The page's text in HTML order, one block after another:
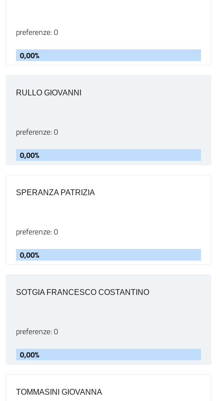
preferenze: 0
0,00%
RULLO GIOVANNI
preferenze: 0
0,00%
SPERANZA PATRIZIA
preferenze: 0
0,00%
SOTGIA FRANCESCO COSTANTINO
preferenze: 0
0,00%
TOMMASINI GIOVANNA